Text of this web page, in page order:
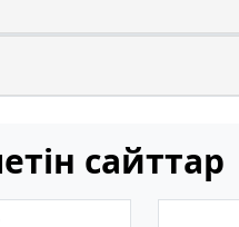
сайттар